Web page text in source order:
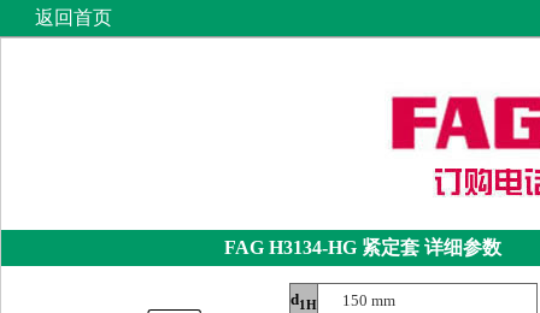
返回首页
FAG H3134-HG 紧定套 详细参数
d1H
150 mm